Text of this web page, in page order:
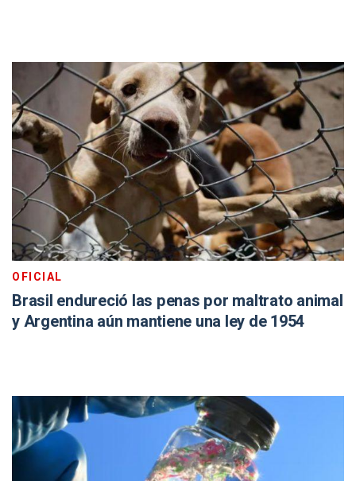
OFICIAL
Brasil endureció las penas por maltrato animal
y Argentina aún mantiene una ley de 1954